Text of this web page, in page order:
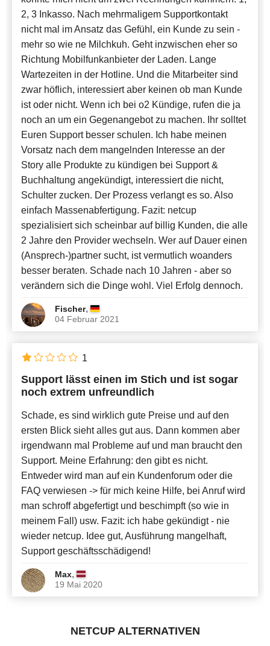
2, 3 Inkasso. Nach mehrmaligem Supportkontakt
nicht mal im Ansatz das Gefühl, ein Kunde zu sein -
mehr so wie ne Milchkuh. Geht inzwischen eher so
Richtung Mobilfunkanbieter der Laden. Lange
Wartezeiten in der Hotline. Und die Mitarbeiter sind
zwar höflich, interessiert aber keinen ob man Kunde
ist oder nicht. Wenn ich bei o2 Kündige, rufen die ja
noch an um ein Gegenangebot zu machen. Ihr solltet
Euren Support besser schulen. Ich habe meinen
Vorsatz nach dem mangelnden Interesse an der
Story alle Produkte zu kündigen bei Support &
Buchhaltung angekündigt, interessiert die nicht,
Schulter zucken. Der Prozess verlangt es so. Also
einfach Massenabfertigung. Fazit: netcup
spezialisiert sich scheinbar auf billig Kunden, die alle
2 Jahre den Provider wechseln. Wer auf Dauer einen
(Ansprech-)partner sucht, ist vermutlich woanders
besser beraten. Schade nach 10 Jahren - aber so
verändern sich die Dinge wohl. Viel Erfolg dennoch.
Fischer,
04 Februar 2021
Support lässt einen im Stich und ist sogar
noch extrem unfreundlich
Schade, es sind wirklich gute Preise und auf den
ersten Blick sieht alles gut aus. Dann kommen aber
irgendwann mal Probleme auf und man braucht den
Support. Meine Erfahrung: den gibt es nicht.
Entweder wird man auf ein Kundenforum oder die
FAQ verwiesen -> für mich keine Hilfe, bei Anruf wird
man schroff abgefertigt und beschimpft (so wie in
meinem Fall) usw. Fazit: ich habe gekündigt - nie
wieder netcup. Idee gut, Ausführung mangelhaft,
Support geschäftsschädigend!
Max,
19 Mai 2020
1
NETCUP ALTERNATIVEN